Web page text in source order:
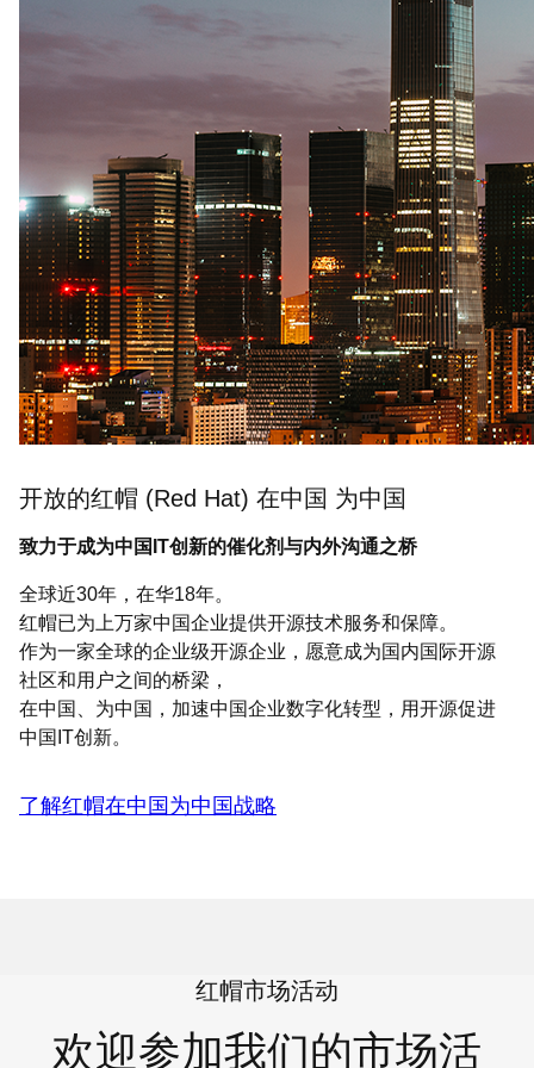
开放的红帽 (Red Hat) 在中国 为中国
致力于成为中国IT创新的催化剂与内外沟通之桥
全球近30年，在华18年。
红帽已为上万家中国企业提供开源技术服务和保障。
作为一家全球的企业级开源企业，愿意成为国内国际开源
社区和用户之间的桥梁，
在中国、为中国，加速中国企业数字化转型，用开源促进
中国IT创新。
了解红帽在中国为中国战略
红帽市场活动
欢迎参加我们的市场活